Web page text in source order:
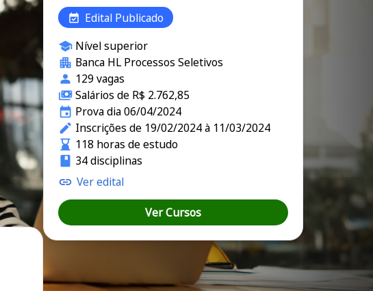
Edital Publicado
Nível superior
Banca HL Processos Seletivos
129 vagas
Salários de R$ 2.762,85
Prova dia 06/04/2024
Inscrições de 19/02/2024 à 11/03/2024
118 horas de estudo
34 disciplinas
Ver edital
Ver Cursos